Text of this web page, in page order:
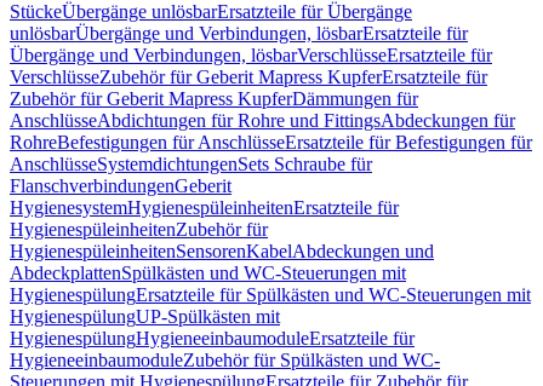
StückeÜbergänge unlösbarErsatzteile für Übergänge
unlösbarÜbergänge und Verbindungen, lösbarErsatzteile für
Übergänge und Verbindungen, lösbarVerschlüsseErsatzteile für
VerschlüsseZubehör für Geberit Mapress KupferErsatzteile für
Zubehör für Geberit Mapress KupferDämmungen für
AnschlüsseAbdichtungen für Rohre und FittingsAbdeckungen für
RohreBefestigungen für AnschlüsseErsatzteile für Befestigungen für
AnschlüsseSystemdichtungenSets Schraube für
FlanschverbindungenGeberit
HygienesystemHygienespüleinheitenErsatzteile für
HygienespüleinheitenZubehör für
HygienespüleinheitenSensorenKabelAbdeckungen und
AbdeckplattenSpülkästen und WC-Steuerungen mit
HygienespülungErsatzteile für Spülkästen und WC-Steuerungen mit
HygienespülungUP-Spülkästen mit
HygienespülungHygieneeinbaumoduleErsatzteile für
HygieneeinbaumoduleZubehör für Spülkästen und WC-
Steuerungen mit HygienespülungErsatzteile für Zubehör für